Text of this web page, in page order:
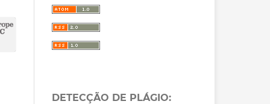
DETECÇÃO DE PLÁGIO: